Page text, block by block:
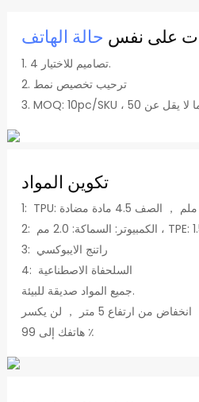
على نفس حالة الهاتف
1. 4 تصاميم للاختيار.
2. ترحيب تخصيص نمط
تكوين المواد
3: راتنج الايبوكسي
4: السلحفاة الاصطناعية
جميع المواد صديقة للبيئة.
مستوى مضاد للفرش ： انخفاض من ارتفاع 5 متر ， لن يكسر
هاتفك إلى 99 ٪